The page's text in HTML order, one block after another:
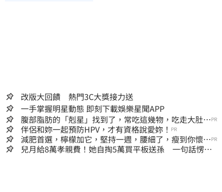
改版大回饋 熱門3C大獎接力送
一手掌握明星動態 即刻下載娛樂星聞APP
腹部脂肪的「剋星」找到了，常吃這幾物，吃走大肚
囊，瘦出小蠻腰
PR
伴侶和妳一起預防HPV，才有資格說愛妳！ PR
減肥首選，檸檬加它，堅持一週，腰細了，瘦到你懷疑
人生
PR
兒月給8萬孝親費！她自掏5萬買平板送孫 一句話愣原